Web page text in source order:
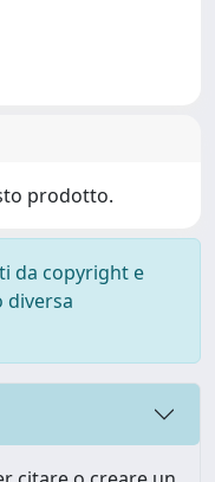
prodotto.
da copyright e
diversa